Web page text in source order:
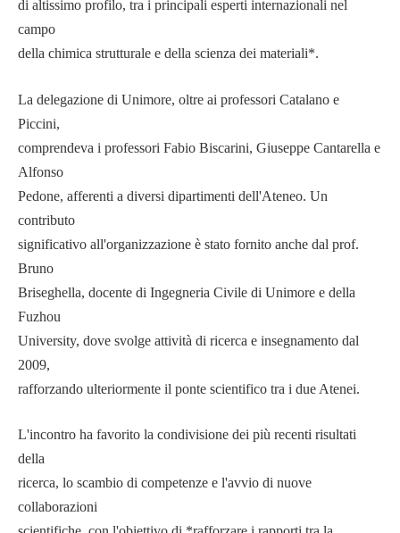
di altissimo profilo, tra i principali esperti internazionali nel
campo
della chimica strutturale e della scienza dei materiali*.
La delegazione di Unimore, oltre ai professori Catalano e
Piccini,
comprendeva i professori Fabio Biscarini, Giuseppe Cantarella e
Alfonso
Pedone, afferenti a diversi dipartimenti dell'Ateneo. Un
contributo
significativo all'organizzazione è stato fornito anche dal prof.
Bruno
Briseghella, docente di Ingegneria Civile di Unimore e della
Fuzhou
University, dove svolge attività di ricerca e insegnamento dal
2009,
rafforzando ulteriormente il ponte scientifico tra i due Atenei.
L'incontro ha favorito la condivisione dei più recenti risultati
della
ricerca, lo scambio di competenze e l'avvio di nuove
collaborazioni